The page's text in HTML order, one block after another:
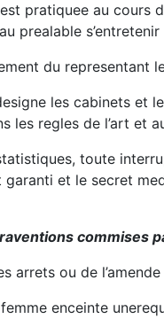
pratiquee au cours
prealable
du representant
les cabinets et
les regles de l’art et
toute
garanti et le secret
commises
arrets ou de
enceinte